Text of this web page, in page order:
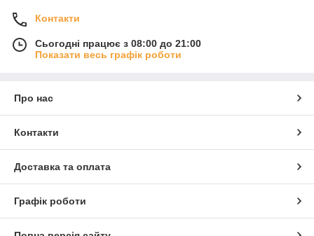
Контакти
Сьогодні працює з 08:00 до 21:00
Показати весь графік роботи
Про нас
Контакти
Доставка та оплата
Графік роботи